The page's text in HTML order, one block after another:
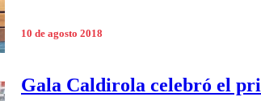
10 de agosto 2018
Gala Caldirola celebró el